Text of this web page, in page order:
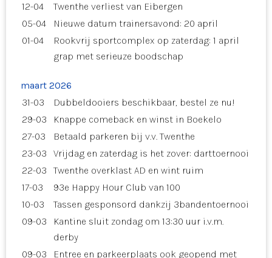
12-04
Twenthe verliest van Eibergen
05-04
Nieuwe datum trainersavond: 20 april
01-04
Rookvrij sportcomplex op zaterdag: 1 april
grap met serieuze boodschap
maart 2026
31-03
Dubbeldooiers beschikbaar, bestel ze nu!
29-03
Knappe comeback en winst in Boekelo
27-03
Betaald parkeren bij v.v. Twenthe
23-03
Vrijdag en zaterdag is het zover: darttoernooi
22-03
Twenthe overklast AD en wint ruim
17-03
93e Happy Hour Club van 100
10-03
Tassen gesponsord dankzij 3bandentoernooi
09-03
Kantine sluit zondag om 13:30 uur i.v.m.
derby
09-03
Entree en parkeerplaats ook geopend met